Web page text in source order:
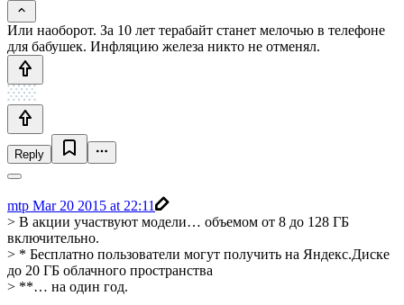
Или наоборот. За 10 лет терабайт станет мелочью в телефоне
для бабушек. Инфляцию железа никто не отменял.
Reply
mtp Mar 20 2015 at 22:11
> В акции участвуют модели… объемом от 8 до 128 ГБ
включительно.
> * Бесплатно пользователи могут получить на Яндекс.Диске
до 20 ГБ облачного пространства
> **… на один год.